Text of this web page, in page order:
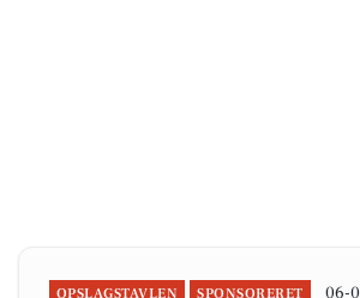
OPSLAGSTAVLEN SPONSORERET 06-